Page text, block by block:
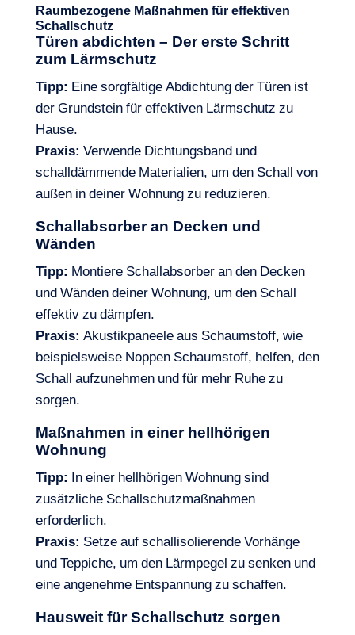
Raumbezogene Maßnahmen für effektiven
Schallschutz
Türen abdichten – Der erste Schritt
zum Lärmschutz
Tipp: Eine sorgfältige Abdichtung der Türen ist
der Grundstein für effektiven Lärmschutz zu
Hause.
Praxis: Verwende Dichtungsband und
schalldämmende Materialien, um den Schall von
außen in deiner Wohnung zu reduzieren.
Schallabsorber an Decken und
Wänden
Tipp: Montiere Schallabsorber an den Decken
und Wänden deiner Wohnung, um den Schall
effektiv zu dämpfen.
Praxis: Akustikpaneele aus Schaumstoff, wie
beispielsweise Noppen Schaumstoff, helfen, den
Schall aufzunehmen und für mehr Ruhe zu
sorgen.
Maßnahmen in einer hellhörigen
Wohnung
Tipp: In einer hellhörigen Wohnung sind
zusätzliche Schallschutzmaßnahmen
erforderlich.
Praxis: Setze auf schallisolierende Vorhänge
und Teppiche, um den Lärmpegel zu senken und
eine angenehme Entspannung zu schaffen.
Hausweit für Schallschutz sorgen